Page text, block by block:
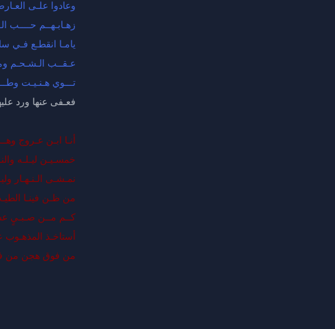
وعادوا علـى
زهـابـهــم حــــب
يامـا انقطـع فـي
عـقــب الـشـحـم
تـــوي هـنـيـت
فعـفى عنها ورد
أنـا ابـن عـروج
خمسـيـن ليـلـه
نمـشـى الـنـهـار
من ظـن فينـا
كــم مــن صـبـيٍ
أستاخـذ
من فوق هجن من